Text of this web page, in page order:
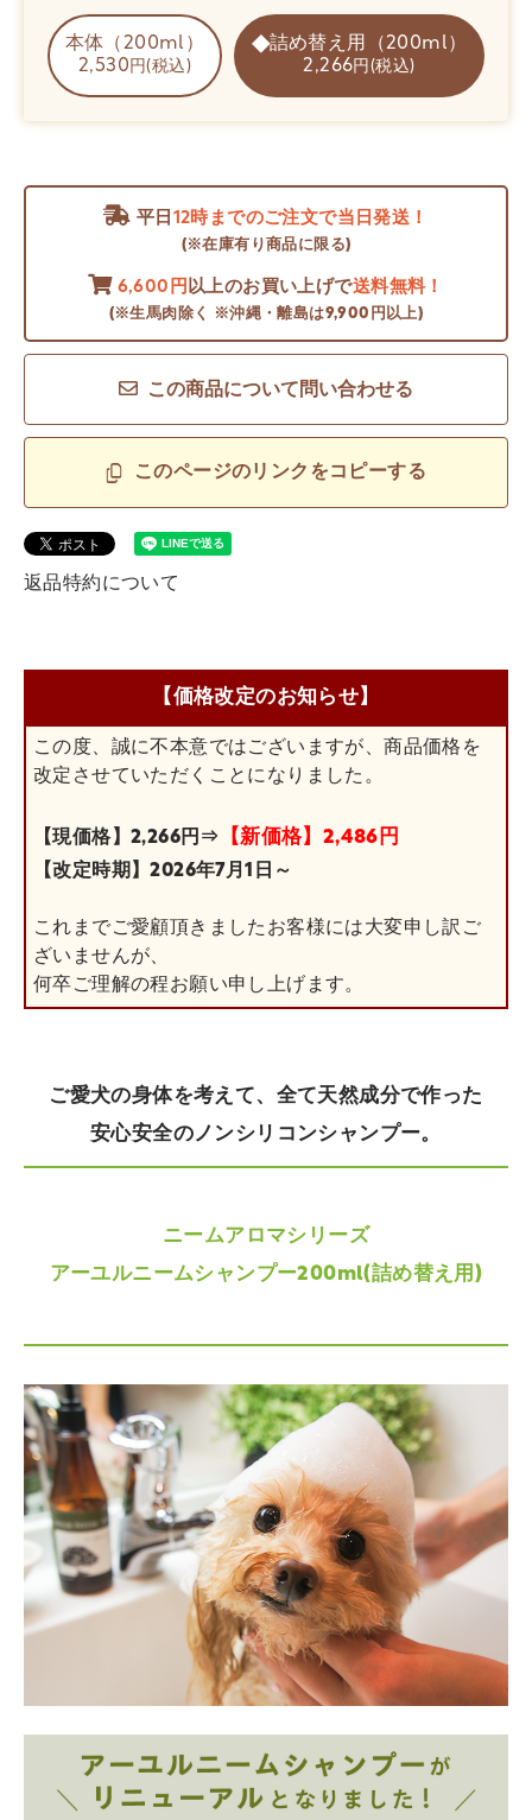
本体（200ml）
2,530 円(税込)
詰め替え用（200ml）
2,266円(税込)
平日 12時までのご注文で当日発送！
(※在庫有り商品に限る)
6,600円 以上のお買い上げで送料無料！
(※生馬肉除く ※沖縄・離島は9,900円以上)
この商品について問い合わせる
このページのリンクをコピーする
返品特約について
【価格改定のお知らせ】
この度、誠に不本意ではございますが、商品価格を
改定させていただくことになりました。
【現価格】2,266円⇒ 【新価格】2,486円
【改定時期】2026年7月1日～
これまでご愛顧頂きましたお客様には大変申し訳ご
ざいませんが、
何卒ご理解の程お願い申し上げます。
ご愛犬の身体を考えて、全て天然成分で作った
安心安全のノンシリコンシャンプー。
ニームアロマシリーズ
アーユルニームシャンプー200ml(詰め替え用)